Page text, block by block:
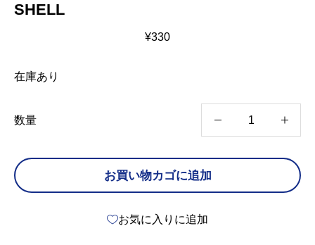
SHELL
¥330
在庫あり
数量
H
E
お買い物カゴに追加
お気に入りに追加